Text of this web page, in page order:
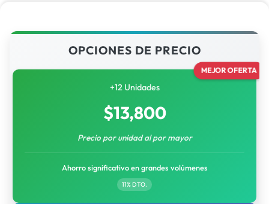
OPCIONES DE PRECIO
MEJOR OFERTA
+12 Unidades
$13,800
Precio por unidad al por mayor
Ahorro significativo en grandes volúmenes
11% DTO.